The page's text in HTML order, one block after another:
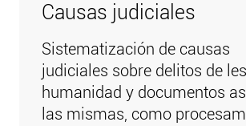
Causas judiciales
Sistematización de causas
judiciales sobre delitos de
humanidad y documentos
las mismas, como